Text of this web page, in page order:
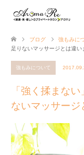
ブログ 強もみに
足りないマッサージとは違い
強もみについて
「強く揉まな
ないマッサージ